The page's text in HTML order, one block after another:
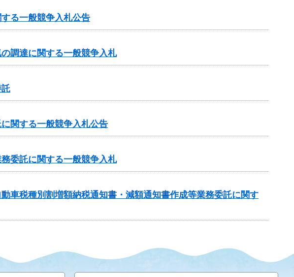
る一般競争入札公告
調達に関する一般競争入札
関する一般競争入札公告
委託に関する一般競争入札
車税種別割増額納税通知書・減額通知書作成等業務委託に関す